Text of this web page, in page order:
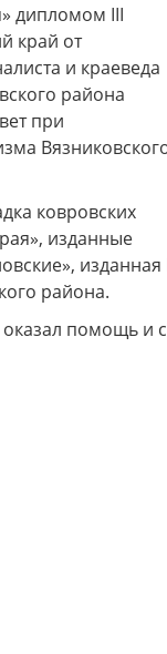
программы по
карте в Историко-
музее Ковровского
в августе!
дипломом III
край от
и краеведа
района
при
ковровских
изданные
района.
помощь и